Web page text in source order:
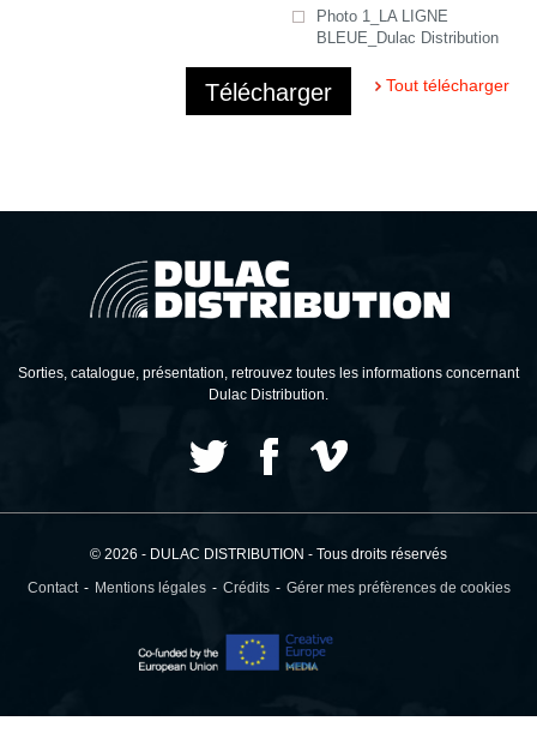
Photo 1_LA LIGNE
BLEUE_Dulac Distribution
Télécharger Tout télécharger
Sorties, catalogue, présentation, retrouvez toutes les informations concernant
Dulac Distribution.
© 2026 - DULAC DISTRIBUTION - Tous droits réservés
Contact
Mentions légales Crédits Gérer mes préfèrences de cookies